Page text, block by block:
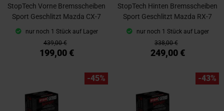
StopTech Vorne Bremsscheiben
Sport Geschlitzt Mazda CX-7
nur noch 1 Stück auf Lager
439,00 €
199,00 €
StopTech Hinten Bremsscheiben
Sport Geschlitzt Mazda RX-7
nur noch 1 Stück auf Lager
338,00 €
249,00 €
-45% -43%